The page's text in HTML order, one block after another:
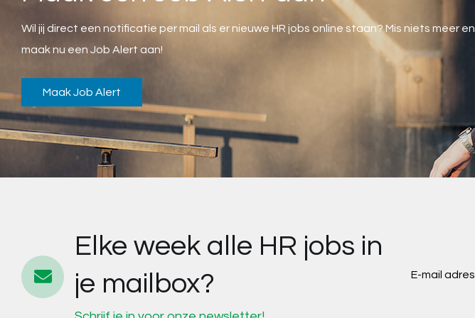
Wil jij direct een notificatie per mail als er nieuwe HR jobs online staan? Mis niets meer en
maak nu een Job Alert aan!
Maak Job Alert
Elke week alle HR jobs in
je mailbox?
E-mail adres